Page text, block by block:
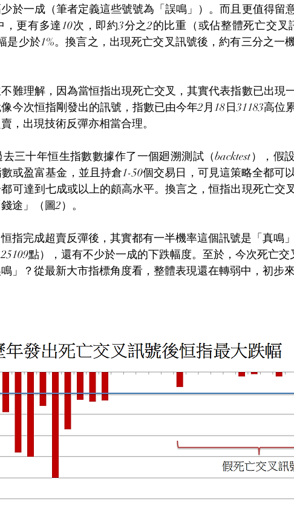
於一成（筆者定義這些號號為「誤鳴」）。而且更值得留
，更有多達10次，即約3分之2的比重（或佔整體死亡交叉
是少於1%。換言之，出現死亡交叉訊號後，約有三分之一
難理解，因為當恒指出現死亡交叉，其實代表指數已出現
今次恒指剛發出的訊號，指數已由今年2月18日31183高位
，出現技術反彈亦相當合理。
三十年恒生指數數據作了一個廻溯測試（backtest），假
或盈富基金，並且持倉1-50個交易日，可見這策略全都可
可達到七成或以上的頗高水平。換言之，恒指出現死亡交
途」（圖2）。
指完成超賣反彈後，其實都有一半機率這個訊號是「真鳴
點），還有不少於一成的下跌幅度。至於，今次死亡交
」？從最新大市指標角度看，整體表現還在轉弱中，初步